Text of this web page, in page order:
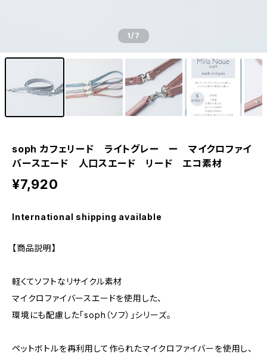
1/7
soph カフェリード ライトグレー ー マイクロファイ
バースエード 人口スエード リード エコ素材
¥7,920
International shipping available
【商品説明】
軽くてソフトなリサイクル素材
マイクロファイバースエードを使用した、
環境にも配慮した「soph（ソフ）」シリーズ。
ペットボトルを再利用して作られたマイクロファイバーを使用し、